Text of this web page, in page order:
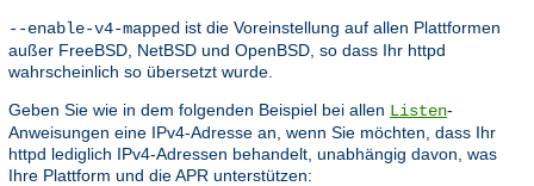
--enable-v4-mapped ist die Voreinstellung auf allen Plattformen
außer FreeBSD, NetBSD und OpenBSD, so dass Ihr httpd
wahrscheinlich so übersetzt wurde.
Geben Sie wie in dem folgenden Beispiel bei allen Listen-
Anweisungen eine IPv4-Adresse an, wenn Sie möchten, dass Ihr
httpd lediglich IPv4-Adressen behandelt, unabhängig davon, was
Ihre Plattform und die APR unterstützen: